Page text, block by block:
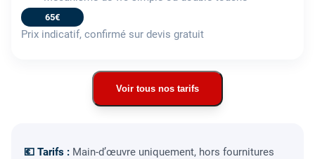
65€
Prix indicatif, confirmé sur devis gratuit
Voir tous nos tarifs
💶 Tarifs : Main-d’œuvre uniquement, hors fournitures